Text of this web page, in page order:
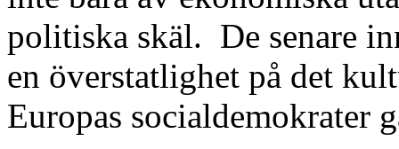
politiska skäl. De senare
en överstatlighet på det
Europas socialdemokrater